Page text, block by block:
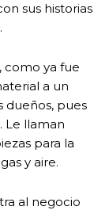
sus historias
como ya fue
a un
dueños, pues
Le llaman
para la
y aire.
al negocio